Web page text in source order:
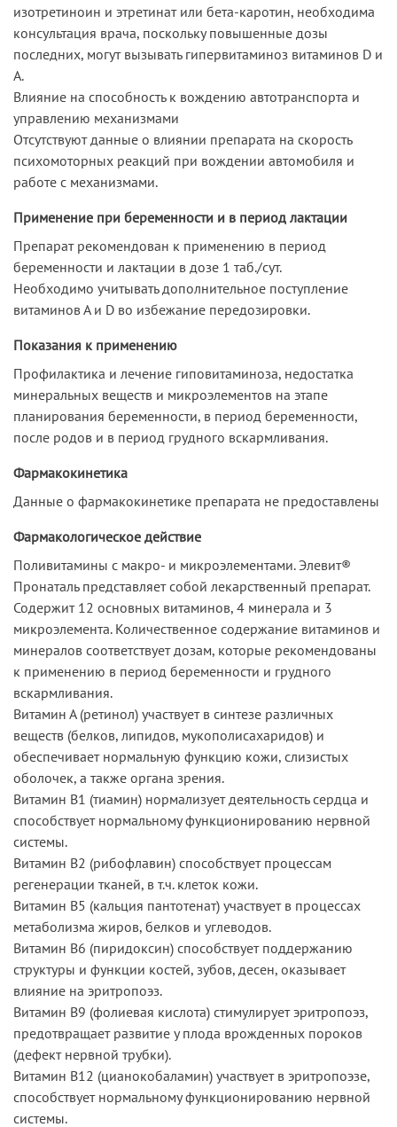
изотретиноин и этретинат или бета-каротин, необходима
консультация врача, поскольку повышенные дозы
последних, могут вызывать гипервитаминоз витаминов D и
A.
Влияние на способность к вождению автотранспорта и
управлению механизмами
Отсутствуют данные о влиянии препарата на скорость
психомоторных реакций при вождении автомобиля и
работе с механизмами.
Применение при беременности и в период лактации
Препарат рекомендован к применению в период
беременности и лактации в дозе 1 таб./сут.
Необходимо учитывать дополнительное поступление
витаминов А и D во избежание передозировки.
Показания к применению
Профилактика и лечение гиповитаминоза, недостатка
минеральных веществ и микроэлементов на этапе
планирования беременности, в период беременности,
после родов и в период грудного вскармливания.
Фармакокинетика
Данные о фармакокинетике препарата не предоставлены
Фармакологическое действие
Поливитамины с макро- и микроэлементами. Элевит®
Пронаталь представляет собой лекарственный препарат.
Содержит 12 основных витаминов, 4 минерала и 3
микроэлемента. Количественное содержание витаминов и
минералов соответствует дозам, которые рекомендованы
к применению в период беременности и грудного
вскармливания.
Витамин А (ретинол) участвует в синтезе различных
веществ (белков, липидов, мукополисахаридов) и
обеспечивает нормальную функцию кожи, слизистых
оболочек, а также органа зрения.
Витамин В1 (тиамин) нормализует деятельность сердца и
способствует нормальному функционированию нервной
системы.
Витамин В2 (рибофлавин) способствует процессам
регенерации тканей, в т.ч. клеток кожи.
Витамин В5 (кальция пантотенат) участвует в процессах
метаболизма жиров, белков и углеводов.
Витамин В6 (пиридоксин) способствует поддержанию
структуры и функции костей, зубов, десен, оказывает
влияние на эритропоэз.
Витамин В9 (фолиевая кислота) стимулирует эритропоэз,
предотвращает развитие у плода врожденных пороков
(дефект нервной трубки).
Витамин В12 (цианокобаламин) участвует в эритропоэзе,
способствует нормальному функционированию нервной
системы.